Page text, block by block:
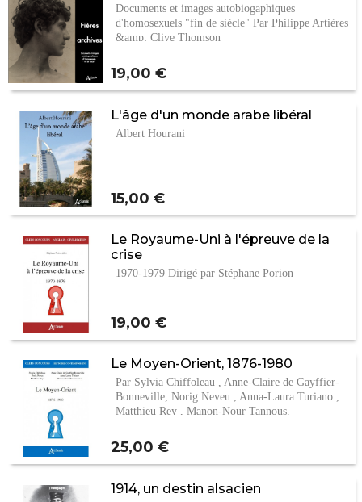
Documents et images autobiogaphiques
d'homosexuels "fin de siècle" Par Philippe Artières
&amp; Clive Thomson
Prix
19,00 €
L'âge d'un monde arabe libéral
Albert Hourani
Prix
15,00 €
Le Royaume-Uni à l'épreuve de la
crise
1970-1979 Dirigé par Stéphane Porion
Prix
19,00 €
Le Moyen-Orient, 1876-1980
Par Sylvia Chiffoleau , Anne-Claire de Gayffier-
Bonneville, Norig Neveu , Anna-Laura Turiano ,
Matthieu Rey , Manon-Nour Tannous.
Prix
25,00 €
1914, un destin alsacien